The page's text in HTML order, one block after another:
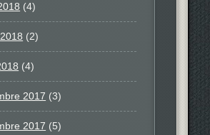
(4)
(2)
(4)
2017 (3)
2017 (5)